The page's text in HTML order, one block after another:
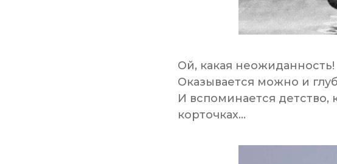
Ой, какая неожиданность!
Оказывается можно и
И вспоминается
корточках...